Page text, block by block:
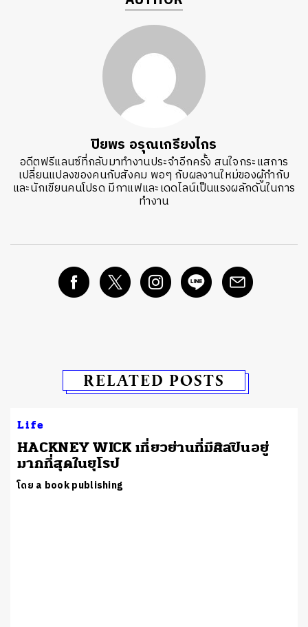
ปิยพร อรุณเกรียงไกร
อดีตฟรีแลนซ์ที่กลับมาทำงานประจำอีกครั้ง สนใจกระแสการ
เปลี่ยนแปลงของคนกับสังคม พอๆ กับผลงานใหม่ของผู้กำกับ
และนักเขียนคนโปรด มีกาแฟและเดดไลน์เป็นแรงผลักดันในการ
ทำงาน
RELATED POSTS
Life
HACKNEY WICK เที่ยวย่านที่มีศิลปินอยู่
มากที่สุดในยุโรป
โดย a book publishing